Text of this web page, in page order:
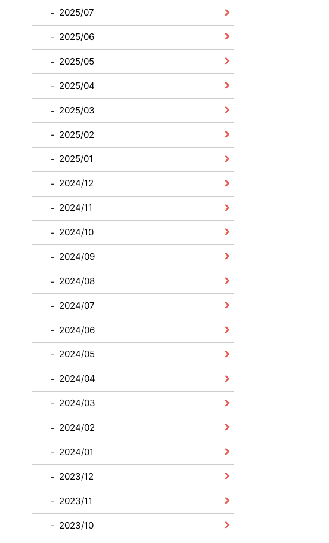
2025/07
2025/06
2025/05
2025/04
2025/03
2025/02
2025/01
2024/12
2024/11
2024/10
2024/09
2024/08
2024/07
2024/06
2024/05
2024/04
2024/03
2024/02
2024/01
2023/12
2023/11
2023/10